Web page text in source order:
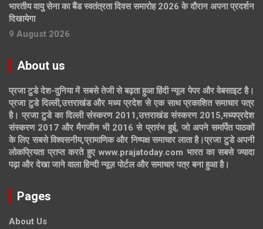
भारतीय वायु सेना का बैंड स्वतंत्रता दिवस समारोह 2026 के दौरान अपना प्रदर्शन
दिखायेगा
9 August 2026
About us
प्रजा टुडे देश-दुनिया में सबसे तेजी से बढ़ता हुआ हिंदी न्यूज पेपर और वेबसाइट है।
प्रजा टुडे दिल्ली,उत्तराखंड और मध्य प्रदेश से एक साथ प्रकाशित समाचार पत्र
है। प्रजा टुडे का दिल्ली संस्करण 2011,उत्तराखंड संस्करण 2015,मध्यप्रदेश
संस्करण 2017 और मैगजीन भी 2016 से प्रारंभ हुई, जो अपने समर्पित पाठकों
के लिए सबसे विश्वसनीय,प्रामाणिक और निष्पक्ष समाचार लाता है।प्रजा टुडे अपनी
लोकप्रियता प्राप्त करते हुए www.prajatoday.com भारत का सबसे ज्यादा
पढ़ा और देखा जाने वाला हिन्दी न्यूज़ पोर्टल और समाचार पत्र बना हुआ है।
Pages
About Us